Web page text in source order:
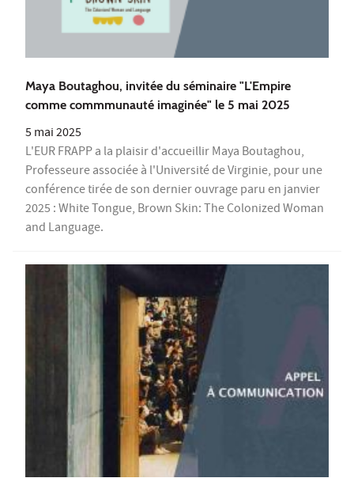
Maya Boutaghou, invitée du séminaire "L'Empire
comme commmunauté imaginée" le 5 mai 2025
5 mai 2025
L'EUR FRAPP a la plaisir d'accueillir Maya Boutaghou,
Professeure associée à l'Université de Virginie, pour une
conférence tirée de son dernier ouvrage paru en janvier
2025 : White Tongue, Brown Skin: The Colonized Woman
and Language.